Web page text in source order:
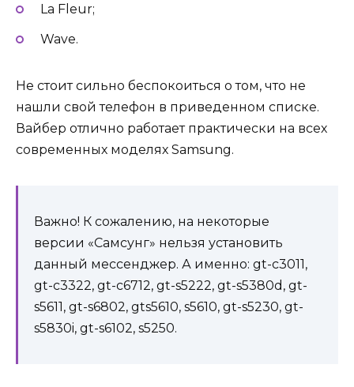
La Fleur;
Wave.
Не стоит сильно беспокоиться о том, что не
нашли свой телефон в приведенном списке.
Вайбер отлично работает практически на всех
современных моделях Samsung.
Важно! К сожалению, на некоторые
версии «Самсунг» нельзя установить
данный мессенджер. А именно: gt-c3011,
gt-c3322, gt-c6712, gt-s5222, gt-s5380d, gt-
s5611, gt-s6802, gts5610, s5610, gt-s5230, gt-
s5830i, gt-s6102, s5250.